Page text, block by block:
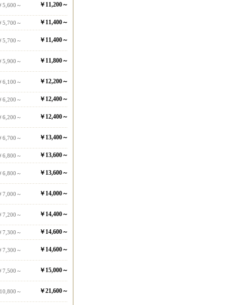
5,600～ ￥11,200～
5,700～
￥11,400～
5,700～ ￥11,400～
5,900～ ￥11,800～
6,100～ ￥12,200～
6,200～
￥12,400～
6,200～ ￥12,400～
6,700～ ￥13,400～
6,800～
￥13,600～
6,800～ ￥13,600～
7,000～ ￥14,000～
7,200～ ￥14,400～
7,300～
￥14,600～
7,300～ ￥14,600～
7,500～ ￥15,000～
～ ￥21,600～